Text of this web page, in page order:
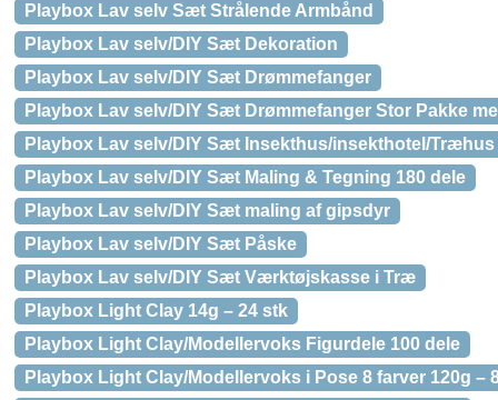
Playbox Lav selv Sæt Strålende Armbånd
Playbox Lav selv/DIY Sæt Dekoration
Playbox Lav selv/DIY Sæt Drømmefanger
Playbox Lav selv/DIY Sæt Drømmefanger Stor Pakke
Playbox Lav selv/DIY Sæt Insekthus/insekthotel/Træhus
Playbox Lav selv/DIY Sæt Maling & Tegning 180 dele
Playbox Lav selv/DIY Sæt maling af gipsdyr
Playbox Lav selv/DIY Sæt Påske
Playbox Lav selv/DIY Sæt Værktøjskasse i Træ
Playbox Light Clay 14g – 24 stk
Playbox Light Clay/Modellervoks Figurdele 100 dele
Playbox Light Clay/Modellervoks i Pose 8 farver 120g –